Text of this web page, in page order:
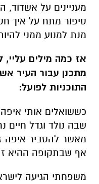
מעניינים על אשדוד,
מנת למנוע ממני
אז כמה מילים עליי,
מתכנן עבור העיר
התוכניות לפועל:
כששואלים אותי איפה
שבה נולד וגדל חיים
מאשר להסביר איפה
אף שבתקופה ההיא